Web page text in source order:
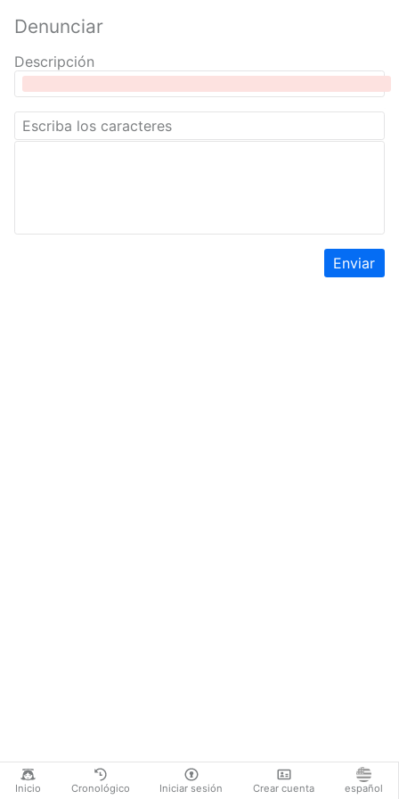
Inicio Cronológico Iniciar sesión Crear cuenta español
Denunciar
Descripción
Enviar